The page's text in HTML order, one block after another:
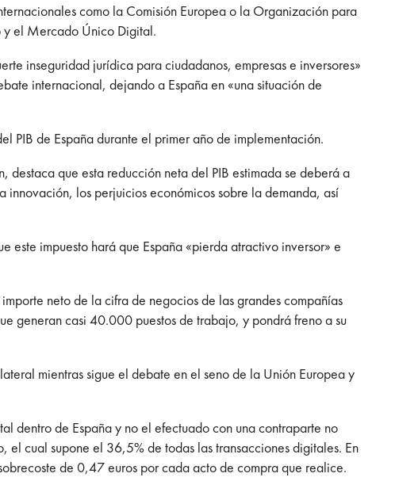
como la Comisión Europea o la Organización para
el Mercado Único Digital.
inseguridad jurídica para ciudadanos, empresas e inversores»
internacional, dejando a España en «una situación de
PIB de España durante el primer año de implementación.
destaca que esta reducción neta del PIB estimada se deberá a
los perjuicios económicos sobre la demanda, así
este impuesto hará que España «pierda atractivo inversor» e
neto de la cifra de negocios de las grandes compañías
generan casi 40.000 puestos de trabajo, y pondrá freno a su
mientras sigue el debate en el seno de la Unión Europea y
dentro de España y no el efectuado con una contraparte no
cual supone el 36,5% de todas las transacciones digitales. En
de 0,47 euros por cada acto de compra que realice.